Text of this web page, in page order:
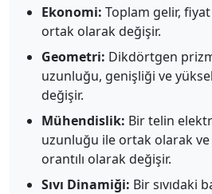
Ekonomi: Toplam gelir,
ortak olarak değişir.
Geometri: Dikdörtgen
uzunluğu, genişliği ve
değişir.
Mühendislik: Bir telin
uzunluğu ile ortak olarak ve
orantılı olarak değişir.
Sıvı Dinamiği: Bir sıvıdaki